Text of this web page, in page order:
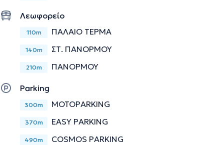
Λεωφορείο
110m ΠΑΛΑΙΟ ΤΕΡΜΑ
140m ΣΤ. ΠΑΝΟΡΜΟΥ
210m ΠΑΝΟΡΜΟΥ
Parking
300m MOTOPARKING
370m EASY PARKING
490m COSMOS PARKING